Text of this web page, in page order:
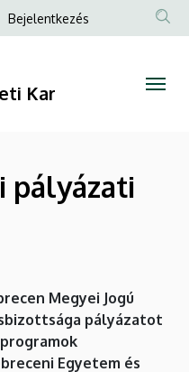
Anonim
menüje
Bejelentkezés
Kar
pályázati
Megyei Jogú
pályázatot
Egyetem és